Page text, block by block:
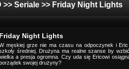
>> Seriale >> Friday Night Lights
Friday Night Lights
męskiej grze nie ma czasu na odpoczynek i
średniej. Drużyna ma realne szanse by
a presja ogromna. Czy uda się Ericowi
swojej drużyny?